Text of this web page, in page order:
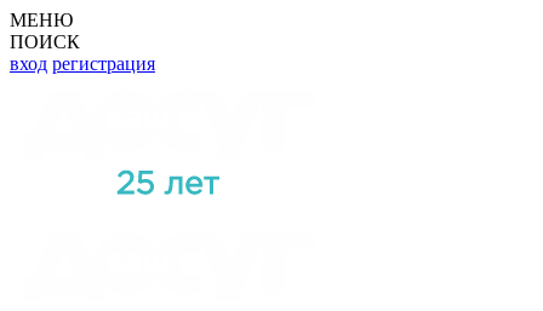
МЕНЮ
ПОИСК
вход регистрация